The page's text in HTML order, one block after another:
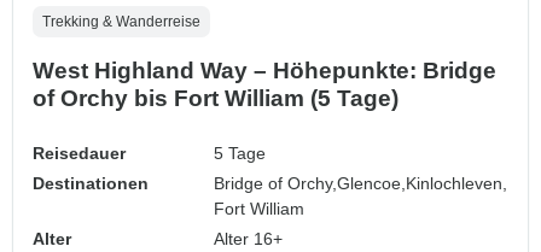
Trekking & Wanderreise
West Highland Way – Höhepunkte: Bridge
of Orchy bis Fort William (5 Tage)
Reisedauer
5 Tage
Destinationen
Bridge of Orchy,Glencoe, Kinlochleven,
Fort William
Alter
Alter 16+